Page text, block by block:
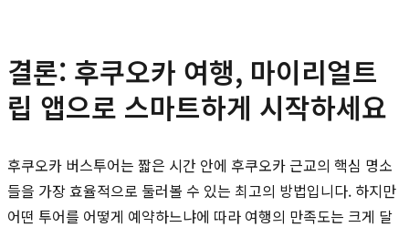
결론: 후쿠오카 여행, 마이리얼트
립 앱으로 스마트하게 시작하세요
후쿠오카 버스투어는 짧은 시간 안에 후쿠오카 근교의 핵심 명소
들을 가장 효율적으로 둘러볼 수 있는 최고의 방법입니다. 하지만
어떤 투어를 어떻게 예약하느냐에 따라 여행의 만족도는 크게 달